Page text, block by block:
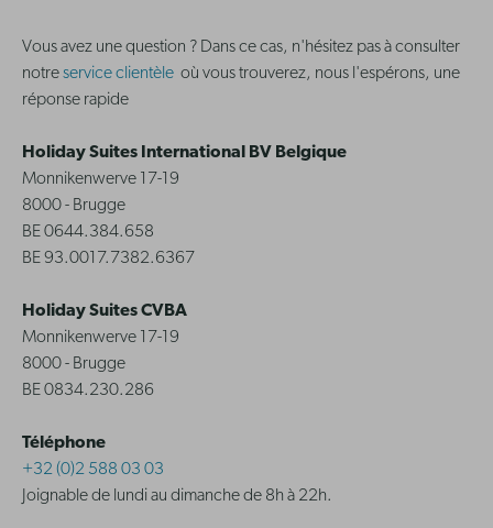
Vous avez une question ? Dans ce cas, n'hésitez pas à consulter
notreservice clientèle où vous trouverez, nous l'espérons, une
réponse rapide
Holiday Suites International BV Belgique
Monnikenwerve 17-19
8000 - Brugge
BE 0644.384.658
BE 93.0017.7382.6367
Holiday Suites CVBA
Monnikenwerve 17-19
8000 - Brugge
BE 0834.230.286
Téléphone
+32 (0)2 588 03 03
Joignable de lundi au dimanche de 8h à 22h.